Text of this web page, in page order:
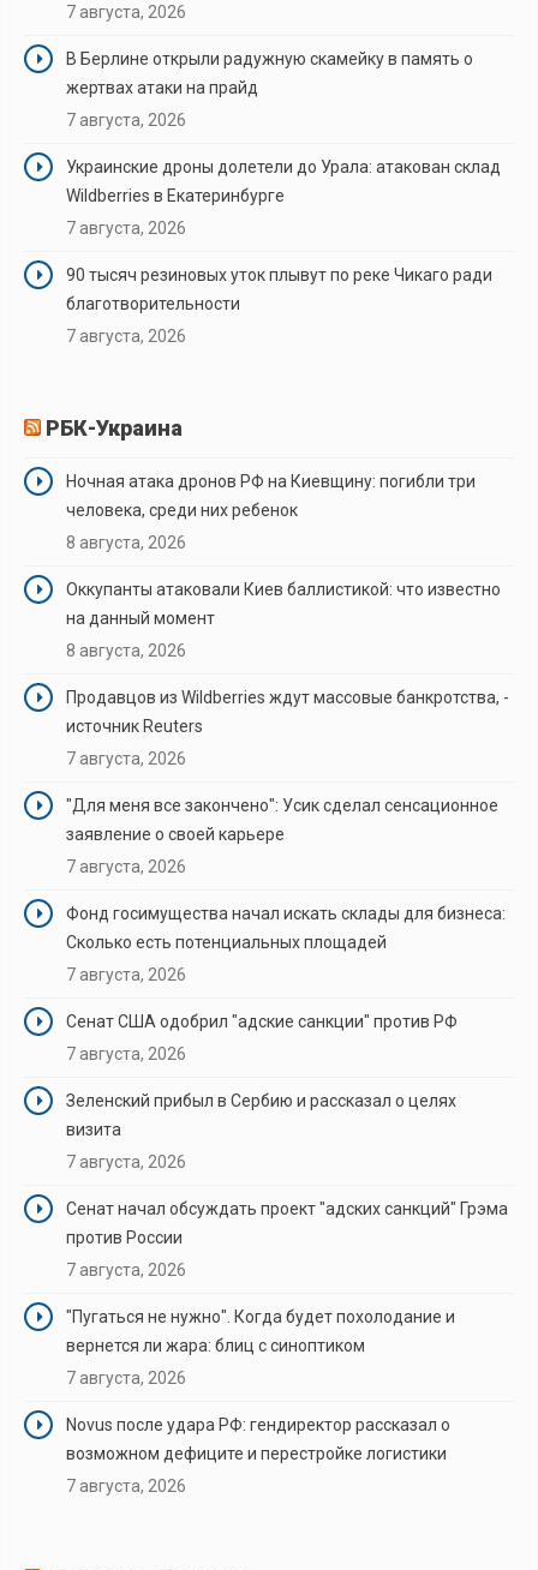
7 августа, 2026
В Берлине открыли радужную скамейку в память о
жертвах атаки на прайд
7 августа, 2026
Украинские дроны долетели до Урала: атакован склад
Wildberries в Екатеринбурге
7 августа, 2026
90 тысяч резиновых уток плывут по реке Чикаго ради
благотворительности
7 августа, 2026
РБК-Украина
Ночная атака дронов РФ на Киевщину: погибли три
человека, среди них ребенок
8 августа, 2026
Оккупанты атаковали Киев баллистикой: что известно
на данный момент
8 августа, 2026
Продавцов из Wildberries ждут массовые банкротства, -
источник Reuters
7 августа, 2026
"Для меня все закончено": Усик сделал сенсационное
заявление о своей карьере
7 августа, 2026
Фонд госимущества начал искать склады для бизнеса:
Сколько есть потенциальных площадей
7 августа, 2026
Сенат США одобрил "адские санкции" против РФ
7 августа, 2026
Зеленский прибыл в Сербию и рассказал о целях
визита
7 августа, 2026
Сенат начал обсуждать проект "адских санкций" Грэма
против России
7 августа, 2026
"Пугаться не нужно". Когда будет похолодание и
вернется ли жара: блиц с синоптиком
7 августа, 2026
Novus после удара РФ: гендиректор рассказал о
возможном дефиците и перестройке логистики
7 августа, 2026